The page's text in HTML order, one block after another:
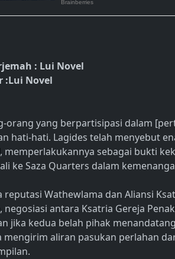
: Lui Novel
:Lui Novel
orang yang berpartisipasi dalam
hati-hati. Lagides telah menyebut
memperlakukannya sebagai bukti
ke Saza Quarters dalam
reputasi Wathewlama dan Aliansi
negosiasi antara Ksatria Gereja
jika kedua belah pihak
mengirim aliran pasukan perlahan